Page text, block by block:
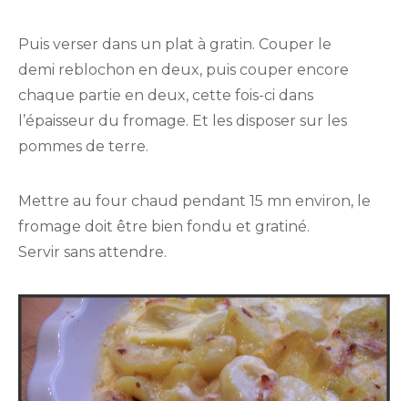
Puis verser dans un plat à gratin. Couper le
demi reblochon en deux, puis couper encore
chaque partie en deux, cette fois-ci dans
l’épaisseur du fromage. Et les disposer sur les
pommes de terre.
Mettre au four chaud pendant 15 mn environ, le
fromage doit être bien fondu et gratiné.
Servir sans attendre.